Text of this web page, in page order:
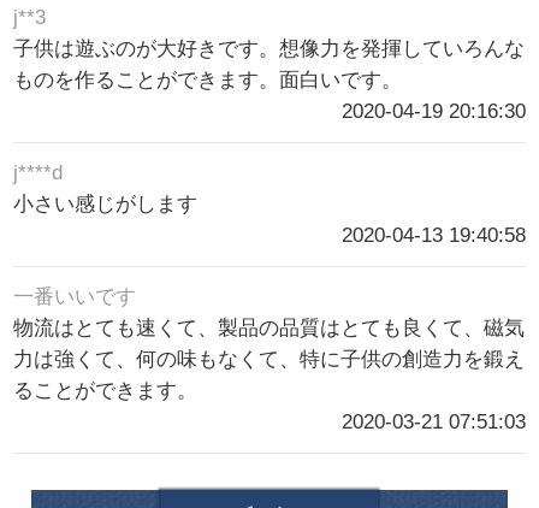
j**3
子供は遊ぶのが大好きです。想像力を発揮していろんな
ものを作ることができます。面白いです。
2020-04-19 20:16:30
j****d
小さい感じがします
2020-04-13 19:40:58
一番いいです
物流はとても速くて、製品の品質はとても良くて、磁気
力は強くて、何の味もなくて、特に子供の創造力を鍛え
ることができます。
2020-03-21 07:51:03